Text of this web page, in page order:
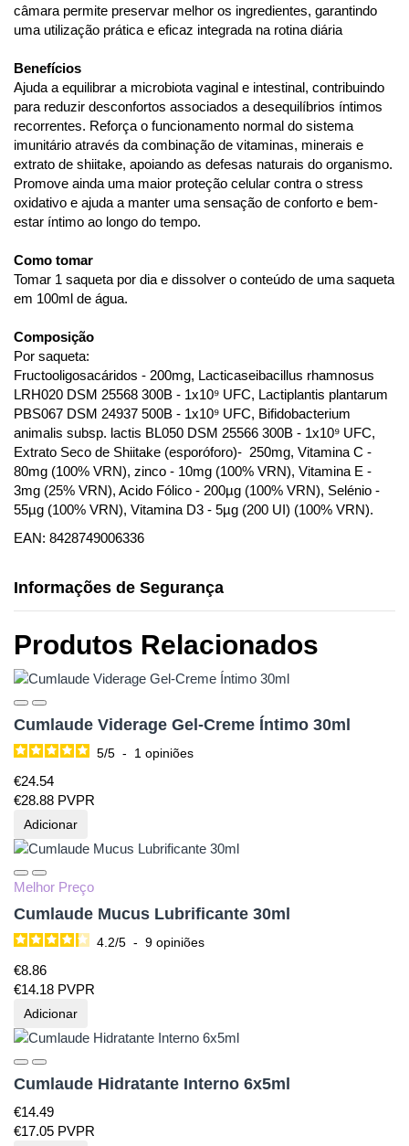
câmara permite preservar melhor os ingredientes, garantindo
uma utilização prática e eficaz integrada na rotina diária
Benefícios
Ajuda a equilibrar a microbiota vaginal e intestinal, contribuindo
para reduzir desconfortos associados a desequilíbrios íntimos
recorrentes. Reforça o funcionamento normal do sistema
imunitário através da combinação de vitaminas, minerais e
extrato de shiitake, apoiando as defesas naturais do organismo.
Promove ainda uma maior proteção celular contra o stress
oxidativo e ajuda a manter uma sensação de conforto e bem-
estar íntimo ao longo do tempo.
Como tomar
Tomar 1 saqueta por dia e dissolver o conteúdo de uma saqueta
em 100ml de água.
Composição
Por saqueta:
Fructooligosacáridos - 200mg, Lacticaseibacillus rhamnosus
LRH020 DSM 25568 300B - 1x10⁹ UFC, Lactiplantis plantarum
PBS067 DSM 24937 500B - 1x10⁹ UFC, Bifidobacterium
animalis subsp. lactis BL050 DSM 25566 300B - 1x10⁹ UFC,
Extrato Seco de Shiitake (esporóforo)- 250mg, Vitamina C -
80mg (100% VRN), zinco - 10mg (100% VRN), Vitamina E -
3mg (25% VRN), Acido Fólico - 200µg (100% VRN), Selénio -
55µg (100% VRN), Vitamina D3 - 5µg (200 UI) (100% VRN).
EAN: 8428749006336
Informações de Segurança
Produtos Relacionados
Cumlaude Viderage Gel-Creme Íntimo 30ml
5/5 - 1 opiniões
€24.54
€28.88 PVPR
Adicionar
Melhor Preço
Cumlaude Mucus Lubrificante 30ml
4.2/5 - 9 opiniões
€8.86
€14.18 PVPR
Adicionar
Cumlaude Hidratante Interno 6x5ml
€14.49
€17.05 PVPR